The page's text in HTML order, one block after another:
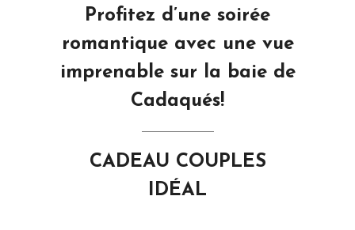
Profitez d’une soirée
romantique avec une vue
imprenable sur la baie de
Cadaqués!
CADEAU COUPLES
IDÉAL